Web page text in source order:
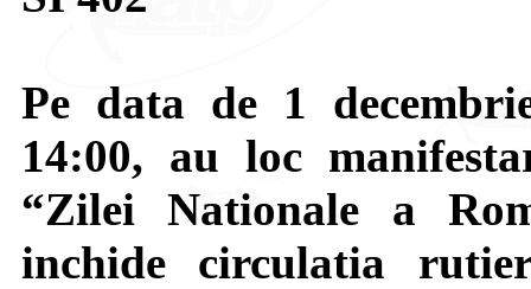
Pe data de 1
14:00, au loc
“Zilei Nationale a
inchide circulatia